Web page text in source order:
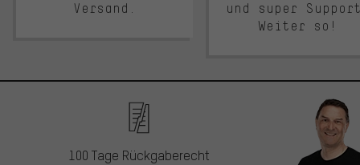
Versand.
und super
Weiter so!
100 Tage Rückgaberecht